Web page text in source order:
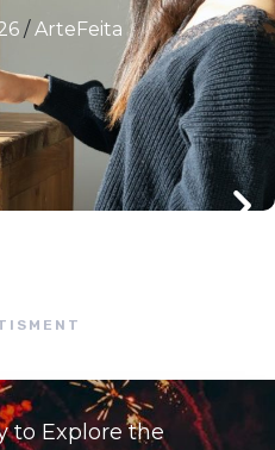
/ ArteFeita
to Explore the